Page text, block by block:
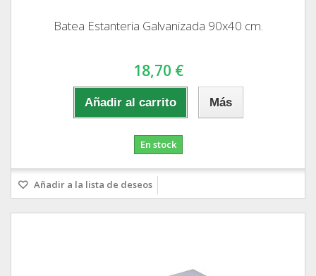
Batea Estanteria Galvanizada 90x40 cm.
18,70 €
Añadir al carrito Más
En stock
Añadir a la lista de deseos